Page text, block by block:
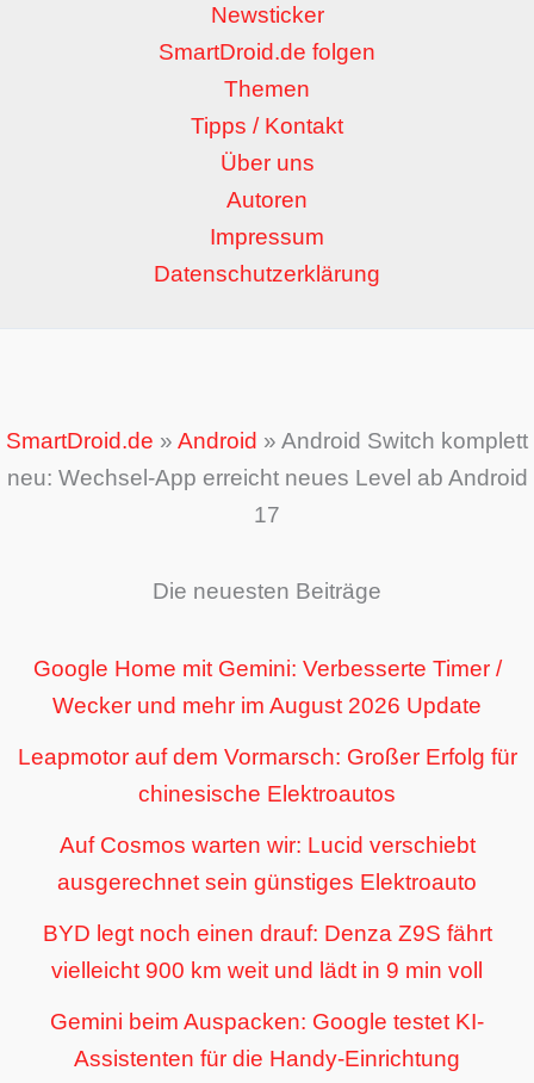
Newsticker
SmartDroid.de folgen
Themen
Tipps / Kontakt
Über uns
Autoren
Impressum
Datenschutzerklärung
SmartDroid.de » Android » Android Switch komplett
neu: Wechsel-App erreicht neues Level ab Android
17
Die neuesten Beiträge
Google Home mit Gemini: Verbesserte Timer /
Wecker und mehr im August 2026 Update
Leapmotor auf dem Vormarsch: Großer Erfolg für
chinesische Elektroautos
Auf Cosmos warten wir: Lucid verschiebt
ausgerechnet sein günstiges Elektroauto
BYD legt noch einen drauf: Denza Z9S fährt
vielleicht 900 km weit und lädt in 9 min voll
Gemini beim Auspacken: Google testet KI-
Assistenten für die Handy-Einrichtung